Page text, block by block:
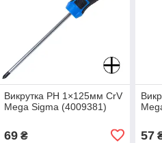
Викрутка PH 1×125мм CrV
Mega Sigma (4009381)
69₴ 57